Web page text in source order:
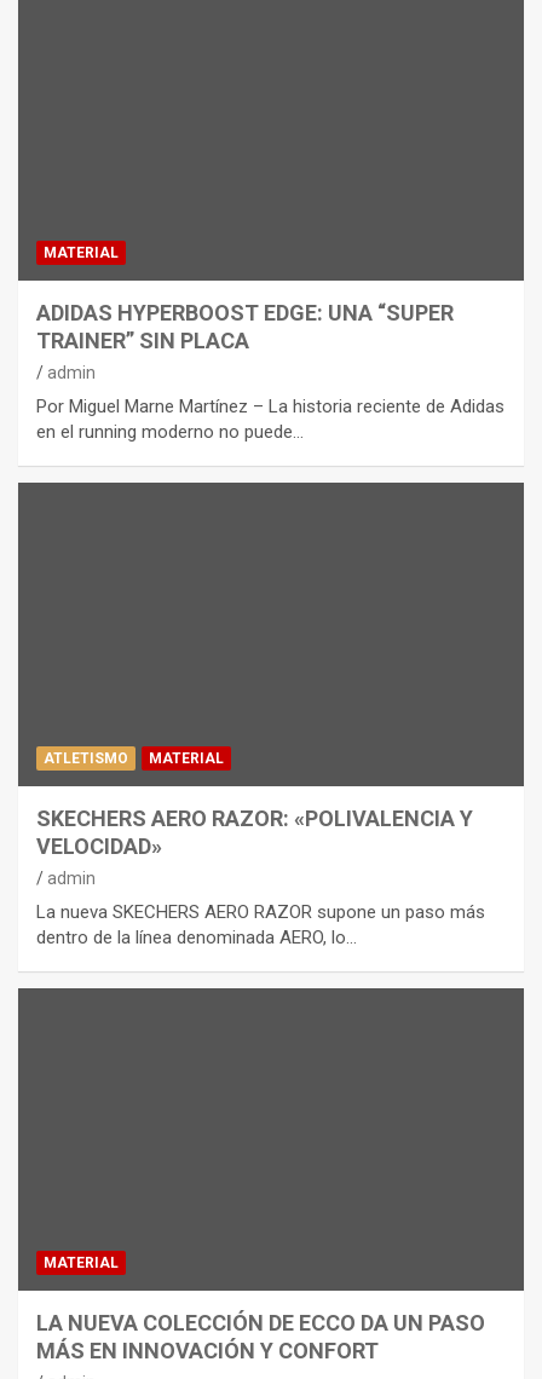
MATERIAL
ADIDAS HYPERBOOST EDGE: UNA “SUPER
TRAINER” SIN PLACA
admin
Por Miguel Marne Martínez – La historia reciente de Adidas
en el running moderno no puede…
ATLETISMO MATERIAL
SKECHERS AERO RAZOR: «POLIVALENCIA Y
VELOCIDAD»
admin
La nueva SKECHERS AERO RAZOR supone un paso más
dentro de la línea denominada AERO, lo…
MATERIAL
LA NUEVA COLECCIÓN DE ECCO DA UN PASO
MÁS EN INNOVACIÓN Y CONFORT